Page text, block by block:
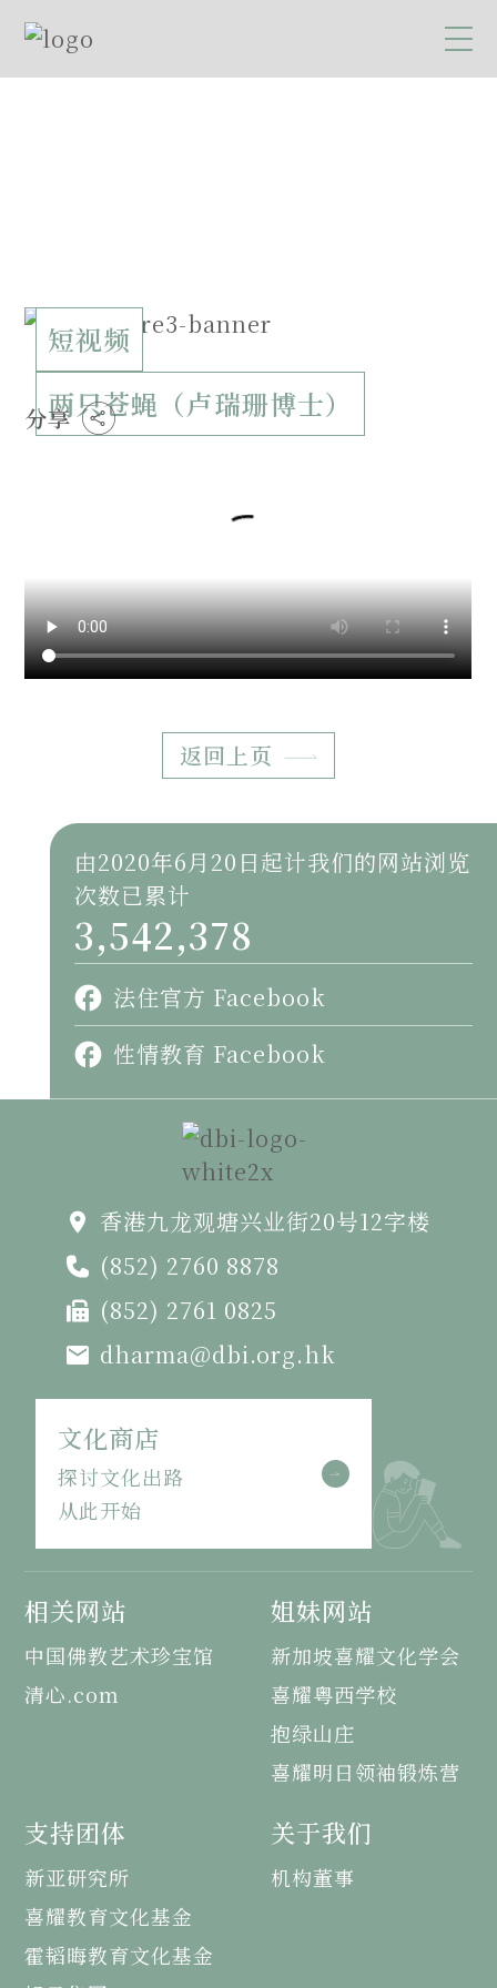
短视频
两只苍蝇（卢瑞珊博士）
分享
返回上页
由2020年6月20日起计我们的网站浏览
次数已累计
3,542,378
法住官方 Facebook
性情教育 Facebook
香港九龙观塘兴业街20号12字楼
(852) 2760 8878
(852) 2761 0825
dharma@dbi.org.hk
文化商店
探讨文化出路
从此开始
相关网站
中国佛教艺术珍宝馆
清心.com
姐妹网站
新加坡喜耀文化学会
喜耀粤西学校
抱绿山庄
喜耀明日领袖锻炼营
支持团体
新亚研究所
喜耀教育文化基金
霍韬晦教育文化基金
关于我们
机构董事